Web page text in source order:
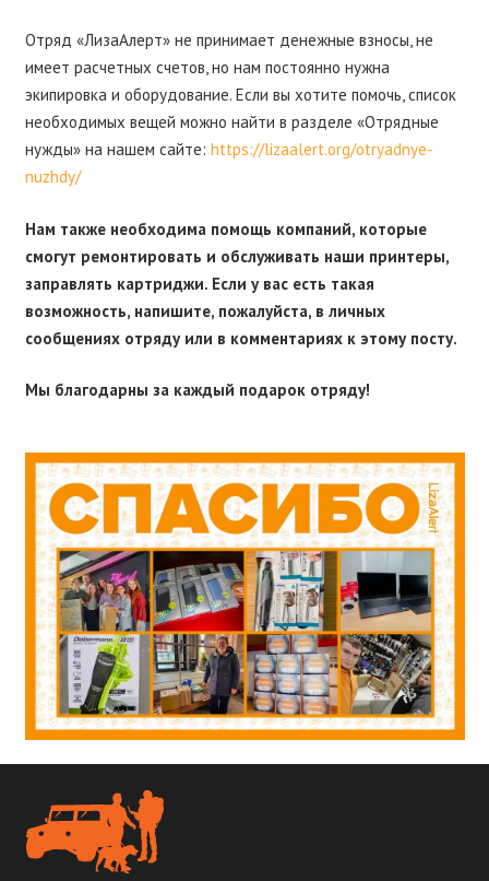
Отряд «ЛизаАлерт» не принимает денежные взносы, не
имеет расчетных счетов, но нам постоянно нужна
экипировка и оборудование. Если вы хотите помочь, список
необходимых вещей можно найти в разделе «Отрядные
нужды» на нашем сайте: https://lizaalert.org/otryadnye-
nuzhdy/
Нам также необходима помощь компаний, которые
смогут ремонтировать и обслуживать наши принтеры,
заправлять картриджи. Если у вас есть такая
возможность, напишите, пожалуйста, в личных
сообщениях отряду или в комментариях к этому посту.
Мы благодарны за каждый подарок отряду!